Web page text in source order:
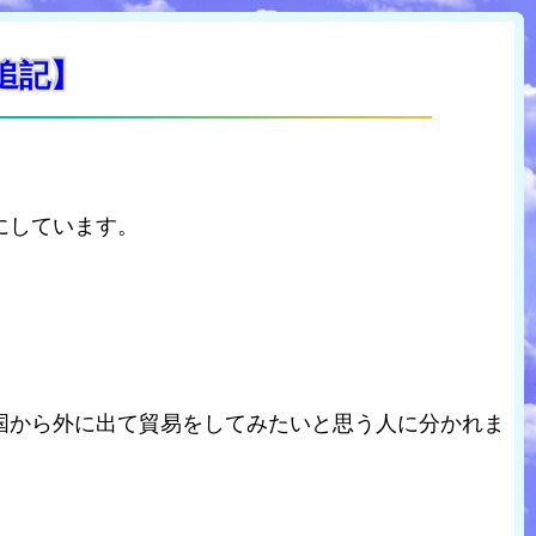
】
ています。
ら外に出て貿易をしてみたいと思う人に分かれま